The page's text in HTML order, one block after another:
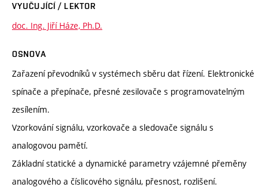
VYUČUJÍCÍ / LEKTOR
doc. Ing. Jiří Háze, Ph.D.
OSNOVA
Zařazení převodníků v systémech sběru dat řízení. Elektronické
spínače a přepínače, přesné zesilovače s programovatelným
zesílením.
Vzorkování signálu, vzorkovače a sledovače signálu s
analogovou pamětí.
Základní statické a dynamické parametry vzájemné přeměny
analogového a číslicového signálu, přesnost, rozlišení.